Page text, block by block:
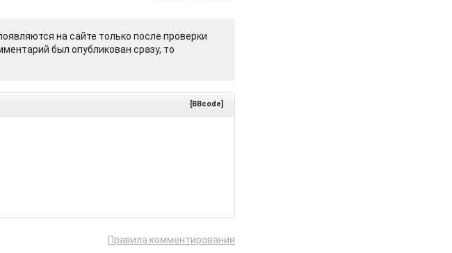
на сайте только после проверки
был опубликован сразу, то
[BBcode]
Правила комментирования